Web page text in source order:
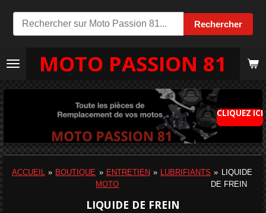
Rechercher
Passer
au
principal
MOTO PASSION 81
CLIQUEZ ICI
ACCUEIL » BOUTIQUE » ENTRETIEN
MOTO
» LUBRIFIANTS » LIQUIDE
DE FREIN
LIQUIDE DE FREIN